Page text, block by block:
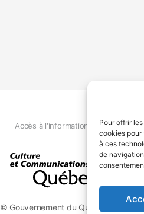
Pour offrir
cookies pour
à ces
de
© Gouvernement du Québec, 2026
Accès à l'information